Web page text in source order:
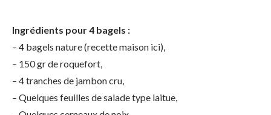
Ingrédients pour 4 bagels :
– 4 bagels nature (recette maison ici),
– 150 gr de roquefort,
– 4 tranches de jambon cru,
– Quelques feuilles de salade type laitue,